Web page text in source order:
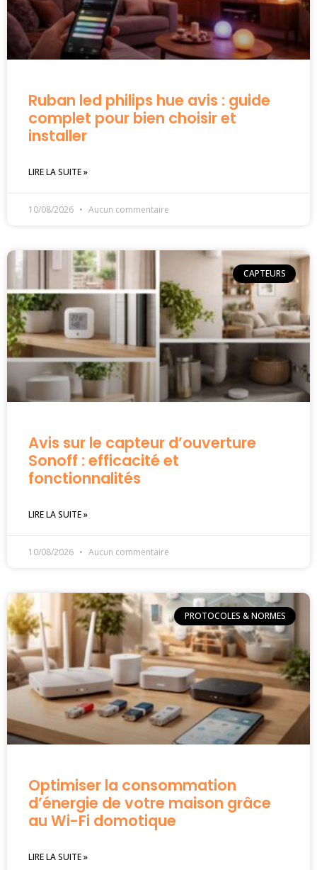
Ruban led philips hue avis : guide
complet pour bien choisir et
installer
LIRE LA SUITE »
10/08/2026 Aucun commentaire
CAPTEURS
Avis sur le capteur d’ouverture
Sonoff : efficacité et
fonctionnalités
LIRE LA SUITE »
10/08/2026 Aucun commentaire
PROTOCOLES & NORMES
Optimiser la consommation
d’énergie de votre maison grâce
au Wi-Fi domotique
LIRE LA SUITE »